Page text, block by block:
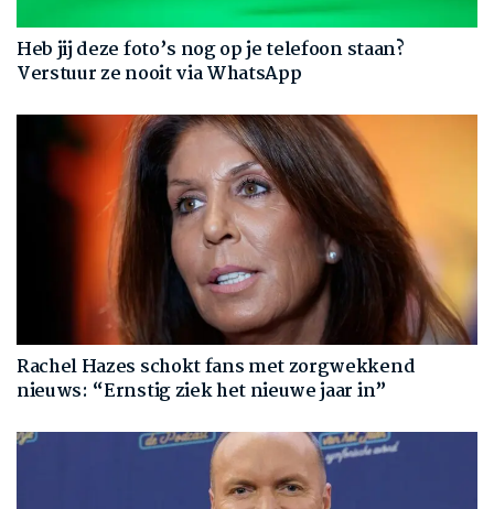
Heb jij deze foto’s nog op je telefoon staan?
Verstuur ze nooit via WhatsApp
Rachel Hazes schokt fans met zorgwekkend
nieuws: “Ernstig ziek het nieuwe jaar in”